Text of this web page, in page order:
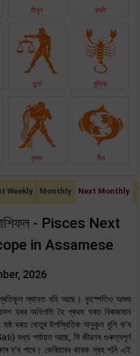
মিথুন কৰ্কট
তুলা বৃশ্চিক
কুম্ভ মীন
Weekly Monthly Next Monthly
ৰাশিফল - Pisces Next
in Assamese
2026
স্থানত বহি আছে। বৃহস্পতিও অশুভ
ঘৰৰ অধিপতি হৈ প্ৰথম ঘৰত বিৰাজমান
ঘৰত কেতুৰ উপস্থিতিক অনুকূল বুলি ক’ব
মধ্য পৰ্যায়ত আছে, যি জীৱনৰ গুৰুত্বপূৰ্ণ
হ’ব পাৰে। কেৰিয়াৰৰ কাৰক গ্ৰহ শনি এই